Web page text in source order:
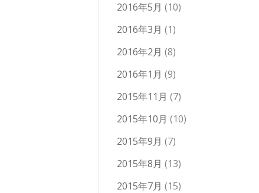
2016年5月 (10)
2016年3月 (1)
2016年2月 (8)
2016年1月 (9)
2015年11月 (7)
2015年10月 (10)
2015年9月 (7)
2015年8月 (13)
2015年7月 (15)